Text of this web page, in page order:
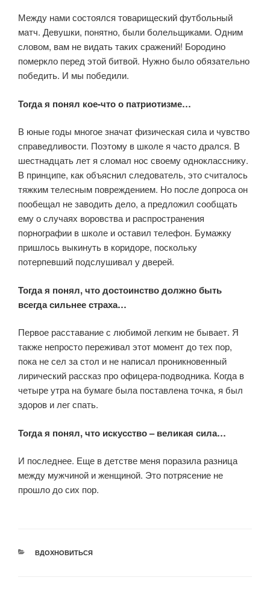
Между нами состоялся товарищеский футбольный
матч. Девушки, понятно, были болельщиками. Одним
словом, вам не видать таких сражений! Бородино
померкло перед этой битвой. Нужно было обязательно
победить. И мы победили.
Тогда я понял кое-что о патриотизме…
В юные годы многое значат физическая сила и чувство
справедливости. Поэтому в школе я часто дрался. В
шестнадцать лет я сломал нос своему однокласснику.
В принципе, как объяснил следователь, это считалось
тяжким телесным повреждением. Но после допроса он
пообещал не заводить дело, а предложил сообщать
ему о случаях воровства и распространения
порнографии в школе и оставил телефон. Бумажку
пришлось выкинуть в коридоре, поскольку
потерпевший подслушивал у дверей.
Тогда я понял, что достоинство должно быть
всегда сильнее страха…
Первое расставание с любимой легким не бывает. Я
также непросто переживал этот момент до тех пор,
пока не сел за стол и не написал проникновенный
лирический рассказ про офицера-подводника. Когда в
четыре утра на бумаге была поставлена точка, я был
здоров и лег спать.
Тогда я понял, что искусство – великая сила…
И последнее. Еще в детстве меня поразила разница
между мужчиной и женщиной. Это потрясение не
прошло до сих пор.
РУБРИКИ
ВДОХНОВИТЬСЯ